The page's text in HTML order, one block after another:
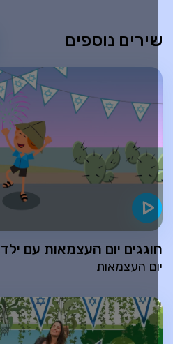
נוספים
יום העצמאות עם
העצמאות